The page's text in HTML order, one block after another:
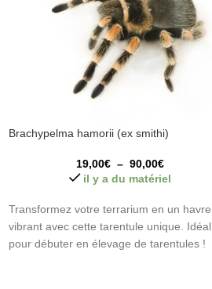
Brachypelma hamorii (ex smithi)
19,00€ – 90,00€
il y a du matériel
Transformez votre terrarium en un havre
vibrant avec cette tarentule unique. Idéal
pour débuter en élevage de tarentules !